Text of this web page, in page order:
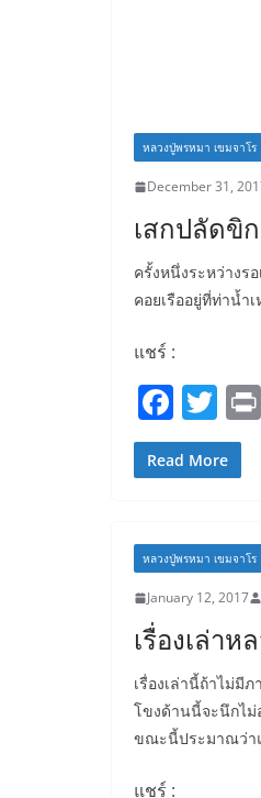
หลวงปู่พรหมา เขมจาโร
December 31,
เสกปลัดขิ
ครั้งหนึ่งระหว่างร
คอยเรืออยู่ที่ท่าน้ำ
แชร์ :
F
a
c
b
o
o
k
T
w
itt
Read More
หลวงปู่พรหมา เขมจาโร
January 12, 2017
เรื่องเล่า
เรื่องเล่านี้ถ้าไม่มี
โขงด้านนี้จะนึกไม่
ขณะนี้ประมาณว่า
แชร์ :